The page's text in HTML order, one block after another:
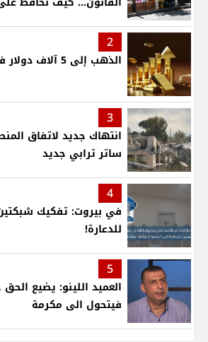
2
الذهب إلى 5 آلاف دولار في 2027؟
3
انتهاك جديد لاتفاق
ساتر ترابي جديد
4
في بيروت: تفكيك
للدعارة!
5
العميد اللينو: يضيع
فيتحول الى مكرمة